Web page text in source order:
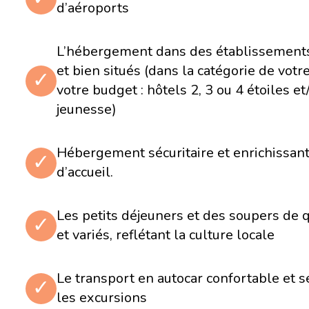
Séance de relaxation totale aux thermes de
thermale qui offre des bassins intérieurs et
qui détend même le plus stressé
Poursuite de votre route en direction de Berne,
centre historique charmant
Berne - Gruyère
siècle
Visite de la maison du fromage Gruyères pour en
du célèbre fromage, suivi d'un repas typique
Jour 9
d’aéroports
✓
L’hébergement dans des
et bien situés (dans la catégorie de
votre budget : hôtels 2, 3 ou 4 étoiles
jeunesse)
✓
Hébergement sécuritaire et
d’accueil.
✓
Les petits déjeuners et des soupers de
et variés, reflétant la culture locale
✓
Le transport en autocar confortable et
les excursions